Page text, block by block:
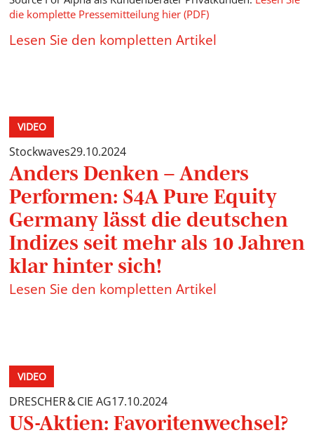
die komplette Pressemitteilung hier (PDF)
Lesen Sie den kompletten Artikel
VIDEO
Stockwaves29.10.2024
Anders Denken – Anders
Performen: S4A Pure Equity
Germany lässt die deutschen
Indizes seit mehr als 10 Jahren
klar hinter sich!
Lesen Sie den kompletten Artikel
VIDEO
DRESCHER & CIE AG17.10.2024
US-Aktien: Favoritenwechsel?